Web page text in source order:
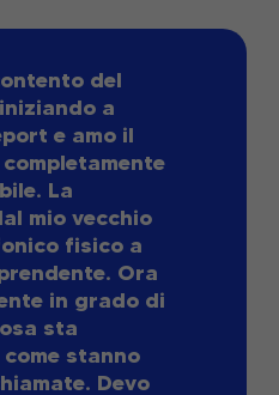
del
a
e amo il
La
mio vecchio
fisico a
Ora
in grado di
sta
stanno
Devo